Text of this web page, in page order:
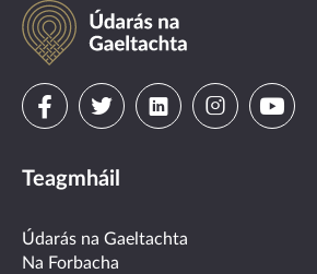
Údarás
na
Gaeltachta
Visit
on
facebook
Visit
on
twitter
Visit
linkedin
VisitVisit
Teagmháil
Údarás na Gaeltachta
Na Forbacha